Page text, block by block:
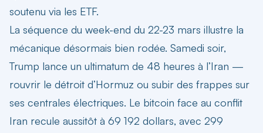
soutenu via les ETF.
La séquence du week-end du 22-23 mars illustre la
mécanique désormais bien rodée. Samedi soir,
Trump lance un ultimatum de 48 heures à l’Iran —
rouvrir le détroit d’Hormuz ou subir des frappes sur
ses centrales électriques. Le bitcoin face au conflit
Iran recule aussitôt à 69 192 dollars, avec 299